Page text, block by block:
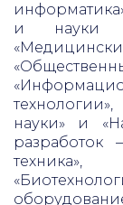
и науки о
науки» и
разработок
техника»,